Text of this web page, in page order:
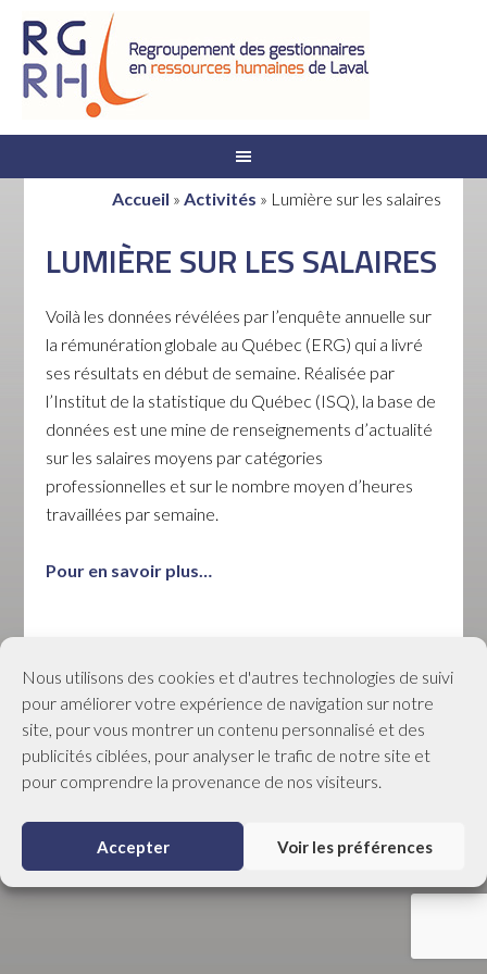
Nous utilisons des cookies et d'autres technologies de suivi
pour améliorer votre expérience de navigation sur notre
site, pour vous montrer un contenu personnalisé et des
publicités ciblées, pour analyser le trafic de notre site et
pour comprendre la provenance de nos visiteurs.
Accepter Voir les préférences
Accueil » Activités » Lumière sur les salaires
LUMIÈRE SUR LES SALAIRES
Voilà les données révélées par l’enquête annuelle sur
la rémunération globale au Québec (ERG) qui a livré
ses résultats en début de semaine. Réalisée par
l’Institut de la statistique du Québec (ISQ), la base de
données est une mine de renseignements d’actualité
sur les salaires moyens par catégories
professionnelles et sur le nombre moyen d’heures
travaillées par semaine.
Pour en savoir plus…
© RGRHL Tous droits réservés |
Politique de
confidentialité
| Préférences de cookies